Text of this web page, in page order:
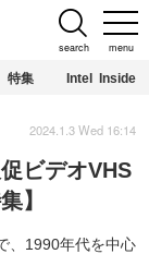
menu
search
特集 Intel Inside
ビデオVHS
】
、1990年代を中心
2024.1.3 Wed 16:14